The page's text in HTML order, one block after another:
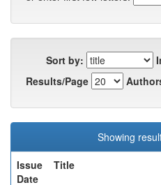
Sort by:
Results/Page
Showing
Issue
Date
Title